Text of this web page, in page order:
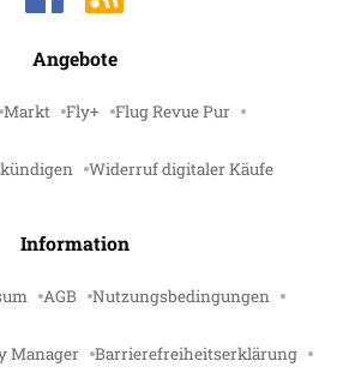
Angebote
Markt Fly+ Flug Revue Pur
Widerruf digitaler Käufe
Information
AGB Nutzungsbedingungen
Manager Barrierefreiheitserklärung